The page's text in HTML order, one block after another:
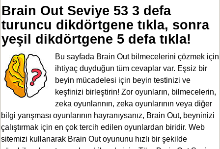
Brain Out Seviye 53 3 defa
turuncu dikdörtgene tıkla, sonra
yeşil dikdörtgene 5 defa tıkla!
Bu sayfada Brain Out bilmecelerini çözmek için
ihtiyaç duyduğun tüm cevaplar var. Eşsiz bir
beyin mücadelesi için beyin testinizi ve
keşfinizi birleştirin! Zor oyunların, bilmecelerin,
zeka oyunlarının, zeka oyunlarının veya diğer
bilgi yarışması oyunlarının hayranıysanız, Brain Out, beyninizi
çalıştırmak için en çok tercih edilen oyunlardan biridir. Web
sitemizi kullanarak Brain Out oyununu hızlı bir şekilde